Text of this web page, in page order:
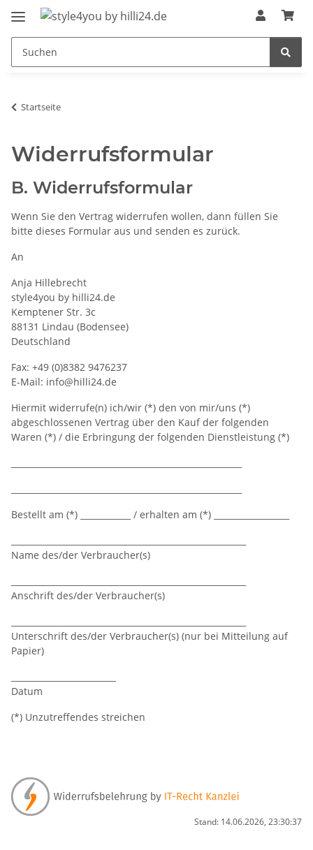
Startseite
Widerrufsformular
B. Widerrufsformular
Wenn Sie den Vertrag widerrufen wollen, dann füllen Sie
bitte dieses Formular aus und senden es zurück.
An
Anja Hillebrecht
style4you by hilli24.de
Kemptener Str. 3c
88131 Lindau (Bodensee)
Deutschland
Fax: +49 (0)8382 9476237
E-Mail: info@hilli24.de
Hiermit widerrufe(n) ich/wir (*) den von mir/uns (*)
abgeschlossenen Vertrag über den Kauf der folgenden
Waren (*) / die Erbringung der folgenden Dienstleistung (*)
Bestellt am (*) ____________ / erhalten am (*) __________________
Name des/der Verbraucher(s)
Anschrift des/der Verbraucher(s)
Unterschrift des/der Verbraucher(s) (nur bei Mitteilung auf
Papier)
Datum
(*) Unzutreffendes streichen
Stand: 14.06.2026, 23:30:37